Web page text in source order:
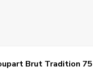
Brut Tradition 75